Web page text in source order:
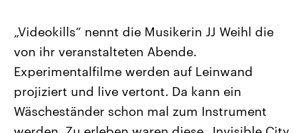
Landtagswahl Sachsen-Anhalt
2026
Alle Informationen
Sachsen-Anhalt wählt am 6.
September 2026 einen neuen
Landtag. Seit 2021 wird das
Bundesland von einer Koalition aus
USA
Aktuelle Beiträge,
Hintergründe
Wirtschaftlich und
gehören die Vereinigten
den mächtigsten Ländern
mit großem Einfluss auf
„Videokills“ nennt die Musikerin JJ Weihl die
von ihr veranstalteten Abende.
Experimentalfilme werden auf Leinwand
projiziert und live vertont. Da kann ein
Wäscheständer schon mal zum Instrument